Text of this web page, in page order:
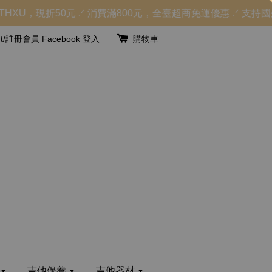
，現折50元 .ᐟ 消費滿800元，全臺超商免運優惠 .ᐟ 支持
註冊會員 Facebook 登入 購物車